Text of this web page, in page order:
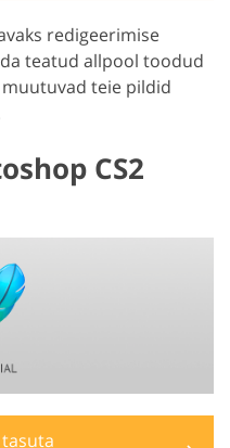
redigeerimise
teatud allpool toodud
teie pildid
CS2